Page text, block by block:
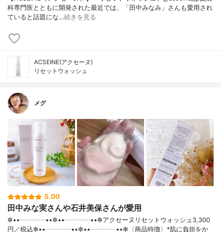
科専門医とともに開発された最近では、「田中みなみ」さんも愛用され
ていると話題にな…続きを見る
ACSEINE(アクセーヌ)
リセットウォッシュ
メグ
5.00
田中みな実さんや石井美保さんが愛用
✼••┈┈┈┈••✼••┈┈┈┈••✼アクセーヌリセットウォッシュ3,300
円／税込✼••┈┈┈┈••✼••┈┈┈┈••✼〈商品特徴〉*肌に負担をか